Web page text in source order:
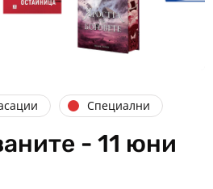
Специални
- 11 юни